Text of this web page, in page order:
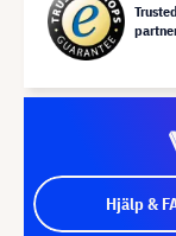
Hjälp &